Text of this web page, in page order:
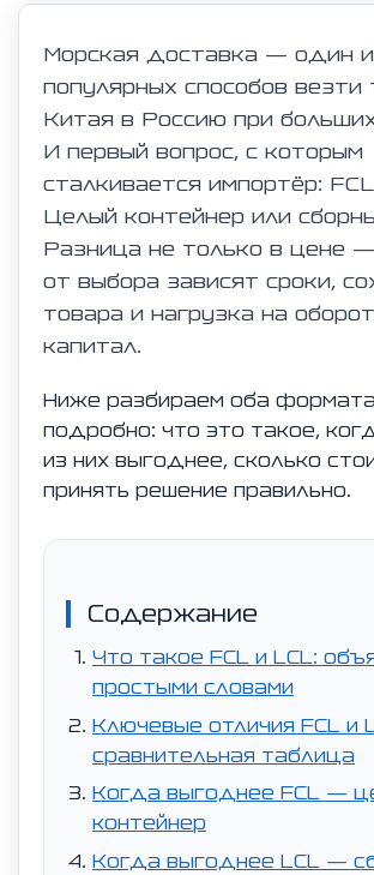
Морская доставка — один
популярных способов везти
Китая в Россию при
И первый вопрос, с которым
сталкивается импортёр:
Целый контейнер или
Разница не только в цене —
от выбора зависят сроки,
товара и нагрузка на
капитал.
Ниже разбираем оба формата
подробно: что это такое,
из них выгоднее, сколько
принять решение правильно.
Содержание
Что такое FCL и LCL:
простыми словами
Ключевые отличия FCL и
сравнительная таблица
Когда выгоднее FCL —
контейнер
Когда выгоднее LCL —